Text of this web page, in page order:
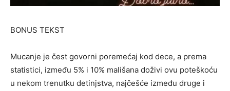
BONUS TEKST
Mucanje je čest govorni poremećaj kod dece, a prema
statistici, između 5% i 10% mališana doživi ovu poteškoću
u nekom trenutku detinjstva, najčešće između druge i